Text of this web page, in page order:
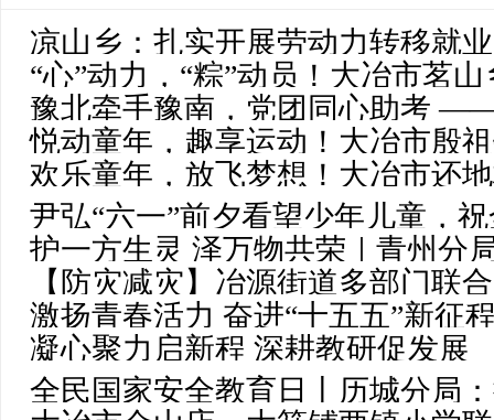
凉山乡：扎实开展劳动力转移就
“心”动力，“粽”动员！大冶市茗
教育课飘出粽香味
豫北牵手豫南，党团同心助考
心助考再升级
悦动童年，趣享运动！大冶市殷
运动会
欢乐童年，放飞梦想！大冶市还
一”文艺汇演
尹弘“六一”前夕看望少年儿童，
乐
护一方生灵 泽万物共荣｜青州分
传【防灾减灾】冶源街道多部门联
宣传活动
激扬青春活力 奋进“十五五”新
系列活动
凝心聚力启新程 深耕教研促发展
全民国家安全教育日丨历城分局